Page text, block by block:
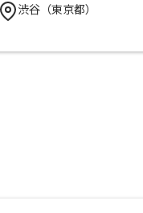
渋谷（東京都）